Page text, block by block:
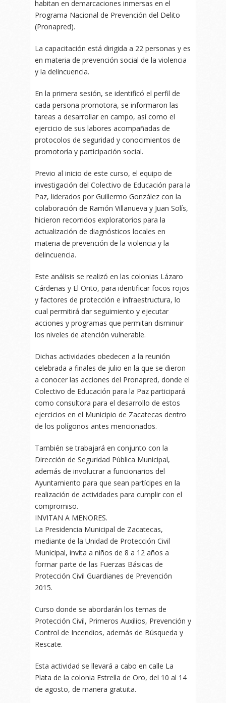
habitan en demarcaciones inmersas en el
Programa Nacional de Prevención del Delito
(Pronapred).
La capacitación está dirigida a 22 personas y es
en materia de prevención social de la violencia
y la delincuencia.
En la primera sesión, se identificó el perfil de
cada persona promotora, se informaron las
tareas a desarrollar en campo, así como el
ejercicio de sus labores acompañadas de
protocolos de seguridad y conocimientos de
promotoría y participación social.
Previo al inicio de este curso, el equipo de
investigación del Colectivo de Educación para la
Paz, liderados por Guillermo González con la
colaboración de Ramón Villanueva y Juan Solís,
hicieron recorridos exploratorios para la
actualización de diagnósticos locales en
materia de prevención de la violencia y la
delincuencia.
Este análisis se realizó en las colonias Lázaro
Cárdenas y El Orito, para identificar focos rojos
y factores de protección e infraestructura, lo
cual permitirá dar seguimiento y ejecutar
acciones y programas que permitan disminuir
los niveles de atención vulnerable.
Dichas actividades obedecen a la reunión
celebrada a finales de julio en la que se dieron
a conocer las acciones del Pronapred, donde el
Colectivo de Educación para la Paz participará
como consultora para el desarrollo de estos
ejercicios en el Municipio de Zacatecas dentro
de los polígonos antes mencionados.
También se trabajará en conjunto con la
Dirección de Seguridad Pública Municipal,
además de involucrar a funcionarios del
Ayuntamiento para que sean partícipes en la
realización de actividades para cumplir con el
compromiso.
INVITAN A MENORES.
La Presidencia Municipal de Zacatecas,
mediante de la Unidad de Protección Civil
Municipal, invita a niños de 8 a 12 años a
formar parte de las Fuerzas Básicas de
Protección Civil Guardianes de Prevención
2015.
Curso donde se abordarán los temas de
Protección Civil, Primeros Auxilios, Prevención y
Control de Incendios, además de Búsqueda y
Rescate.
Esta actividad se llevará a cabo en calle La
Plata de la colonia Estrella de Oro, del 10 al 14
de agosto, de manera gratuita.